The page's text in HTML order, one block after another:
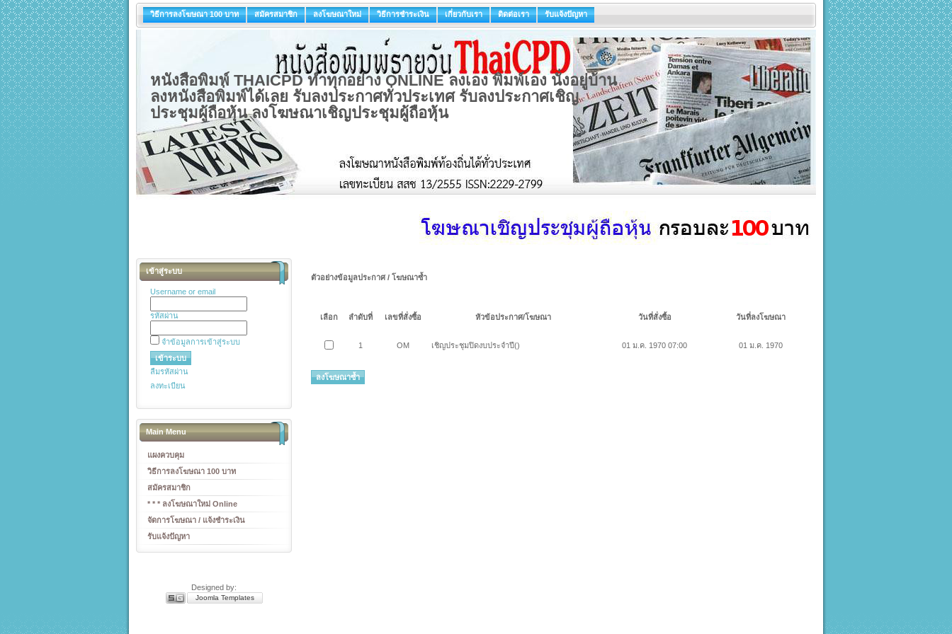
วิธีการลงโฆษณา 100 บาท สมัครสมาชิก ลงโฆษณาใหม่ วิธีการชำระเงิน เกี่ยวกับเรา ติดต่อเรา รับแจ้งปัญหา
หนังสือพิมพ์ THAICPD ทำทุกอย่าง ONLINE ลงเอง พิมพ์เอง นั่งอยู่บ้าน
ลงหนังสือพิ่มพ์ได้เลย รับลงประกาศทั่วประเทศ รับลงประกาศเชิญ
ประชุมผู้ถือหุ้น ลงโฆษณาเชิญประชุมผู้ถือหุ้น
เข้าสู่ระบบ
Username or email
รหัสผ่าน
จำข้อมูลการเข้าสู่ระบบ
ลืมรหัสผ่าน
ลงทะเบียน
Main Menu
แผงควบคุม
วิธีการลงโฆษณา 100 บาท
สมัครสมาชิก
* * * ลงโฆษณาใหม่ Online
จัดการโฆษณา / แจ้งชำระเงิน
รับแจ้งปัญหา
Designed by:
Joomla Templates
ตัวอย่างข้อมูลประกาศ / โฆษณาซ้ำ
เลือก ลำดับที่ เลขที่สั่งซื้อ หัวข้อประกาศ/โฆษณา วันที่สั่งซื้อ วันที่ลงโฆษณา
1 OM เชิญประชุมปิดงบประจำปี() 01 ม.ค. 1970 07:00 01 ม.ค. 1970